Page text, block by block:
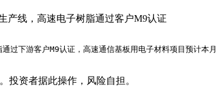
产线，高速电子树脂通过客户M9认证
过下游客户M9认证，高速通信基板用电子材料项目预计本月
投资者据此操作，风险自担。